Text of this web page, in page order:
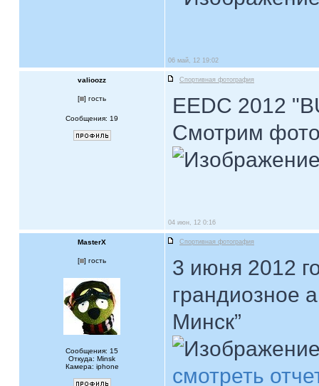
06 май, 12 19:02
valioozz Спортивная фотография
[ ] гость
Сообщения: 19
EEDC 2012
Смотрим
04 июн, 12 0:16
MasterX Спортивная фотография
[ ] гость
Сообщения: 15
Откуда: Minsk
Камера: iphone
3 июня 2012
грандиозное
Минск”
смотреть